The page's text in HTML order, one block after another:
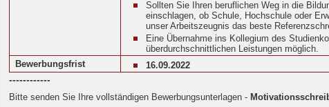
Sollten Sie Ihren beruflichen Weg in die
einschlagen, ob Schule, Hochschule oder
unser Arbeitszeugnis das beste
Eine Übernahme ins Kollegium des
überdurchschnittlichen Leistungen möglich.
Bewerbungsfrist
16.09.2022
------------
Bitte senden Sie Ihre vollständigen Bewerbungsunterlagen -